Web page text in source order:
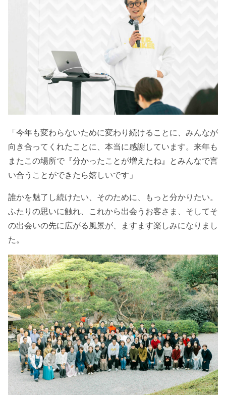
「今年も変わらないために変わり続けることに、みんなが
向き合ってくれたことに、本当に感謝しています。来年も
またこの場所で『分かったことが増えたね』とみんなで言
い合うことができたら嬉しいです」
誰かを魅了し続けたい、そのために、もっと分かりたい。
ふたりの思いに触れ、これから出会うお客さま、そしてそ
の出会いの先に広がる風景が、ますます楽しみになりまし
た。